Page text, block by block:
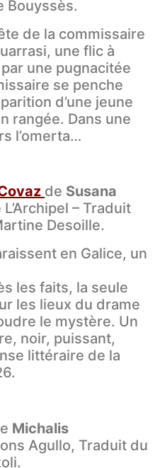
Bouyssès.
de la commissaire
une flic à
une pugnacitée
se penche
d’une jeune
rangée. Dans une
l’omerta…
de Susana
– Traduit
Desoille.
en Galice, un
les faits, la seule
les lieux du drame
le mystère. Un
noir, puissant,
littéraire de la
Michalis
Agullo, Traduit du